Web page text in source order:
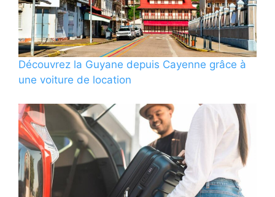
Découvrez la Guyane depuis Cayenne grâce à
une voiture de location